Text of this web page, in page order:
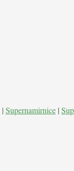
| Supernamirnice |